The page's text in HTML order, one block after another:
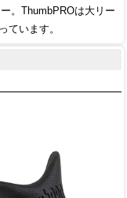
。ThumbPROは大リー
ています。